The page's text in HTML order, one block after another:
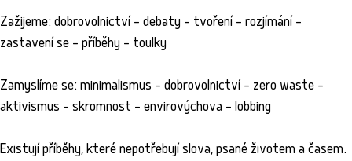
Zažijeme: dobrovolnictví – debaty – tvoření – rozjímání –
zastavení se – příběhy – toulky
Zamyslíme se: minimalismus – dobrovolnictví – zero waste –
aktivismus – skromnost – envirovýchova – lobbing
Existují příběhy, které nepotřebují slova, psané životem a časem.